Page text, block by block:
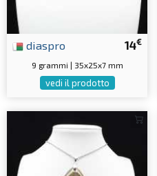
14€
diaspro
9 grammi | 35x25x7 mm
vedi il prodotto